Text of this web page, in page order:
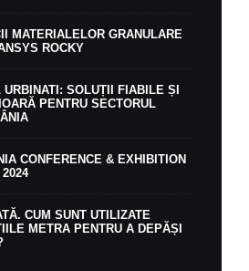
MATERIALELOR GRANULARE
ROCKY
SOLUȚII FIABILE ȘI
PENTRU SECTORUL
CONFERENCE & EXHIBITION
CUM SUNT UTILIZATE
METRA PENTRU A DEPĂȘI